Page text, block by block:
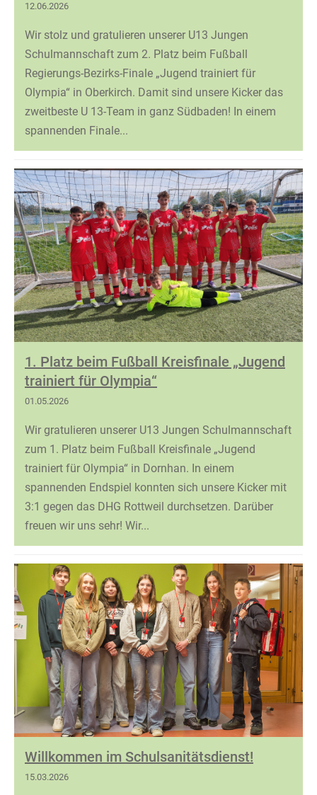
12.06.2026
Wir stolz und gratulieren unserer U13 Jungen
Schulmannschaft zum 2. Platz beim Fußball
Regierungs-Bezirks-Finale „Jugend trainiert für
Olympia“ in Oberkirch. Damit sind unsere Kicker das
zweitbeste U 13-Team in ganz Südbaden! In einem
spannenden Finale...
1. Platz beim Fußball Kreisfinale „Jugend
trainiert für Olympia“
01.05.2026
Wir gratulieren unserer U13 Jungen Schulmannschaft
zum 1. Platz beim Fußball Kreisfinale „Jugend
trainiert für Olympia“ in Dornhan. In einem
spannenden Endspiel konnten sich unsere Kicker mit
3:1 gegen das DHG Rottweil durchsetzen. Darüber
freuen wir uns sehr! Wir...
Willkommen im Schulsanitätsdienst!
15.03.2026